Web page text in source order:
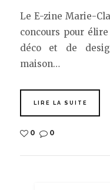
Le E-zine Marie-
concours pour
déco et de
maison…
LIRE LA SUITE
0 0